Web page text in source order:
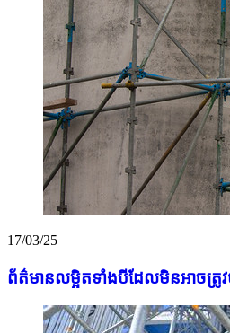
17/03/25
ព័ត៌មានលម្អិតទាំងបីដែលមិនអាចត្រូ